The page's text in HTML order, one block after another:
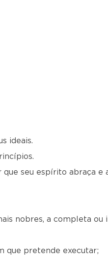
ideais.
seu espírito abraça e
nobres, a completa
que pretende executar;